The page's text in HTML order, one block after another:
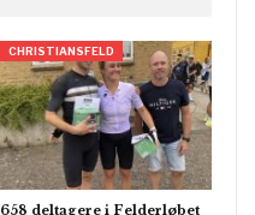
CHRISTIANSFELD
658 deltagere i Felderløbet